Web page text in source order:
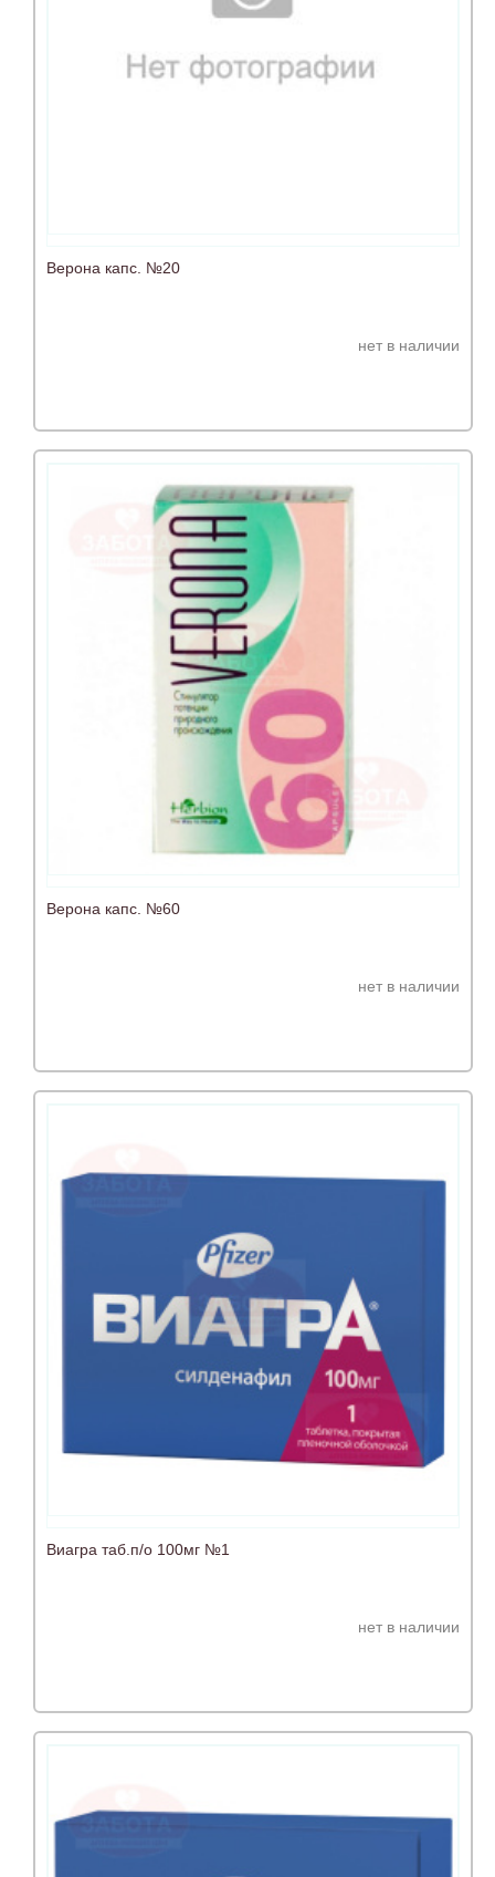
Верона капс. №20
нет в наличии
Верона капс. №60
нет в наличии
Виагра таб.п/о 100мг №1
нет в наличии